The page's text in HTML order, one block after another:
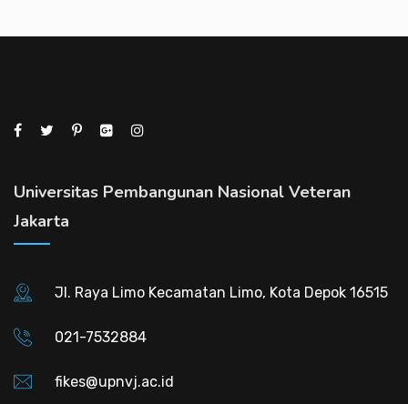
Universitas Pembangunan Nasional Veteran
Jakarta
Jl. Raya Limo Kecamatan Limo, Kota Depok 16515
021-7532884
fikes@upnvj.ac.id